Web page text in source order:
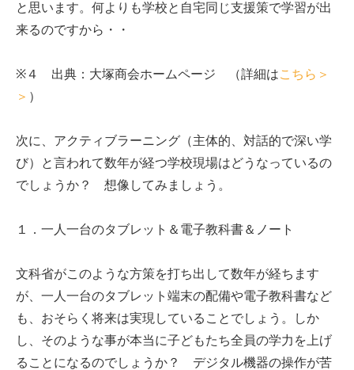
と思います。何よりも学校と自宅同じ支援策で学習が出
来るのですから・・
※４ 出典：大塚商会ホームページ （詳細はこちら＞
＞ ）
次に、アクティブラーニング（主体的、対話的で深い学
び）と言われて数年が経つ学校現場はどうなっているの
でしょうか？ 想像してみましょう。
１．一人一台のタブレット＆電子教科書＆ノート
文科省がこのような方策を打ち出して数年が経ちます
が、一人一台のタブレット端末の配備や電子教科書など
も、おそらく将来は実現していることでしょう。しか
し、そのような事が本当に子どもたち全員の学力を上げ
ることになるのでしょうか？ デジタル機器の操作が苦